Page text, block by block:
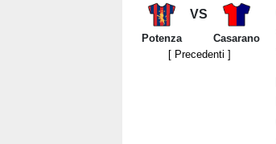
VS
Potenza
Casarano
[ Precedenti ]